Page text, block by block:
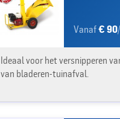
Vanaf€ 90
Ideaal voor het versnipperen
van bladeren-tuinafval.